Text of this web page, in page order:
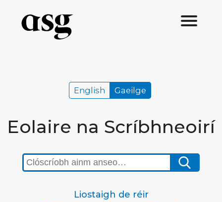
Eolaire na Scríbhneoirí
English Gaeilge
Liostaigh de réir